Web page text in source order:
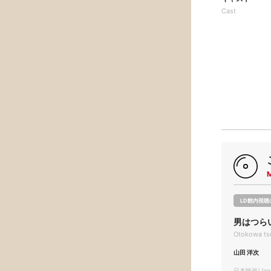
Cast
LD館内視聴
男はつら
Otokowa
山田 洋次